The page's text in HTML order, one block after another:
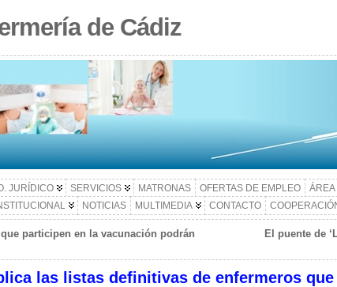
de Cádiz
JURÍDICO SERVICIOS MATRONAS OFERTAS DE EMPLEO
NOTICIAS MULTIMEDIA CONTACTO
participen en la vacunación podrán
El puente de
las listas definitivas de enfermeros